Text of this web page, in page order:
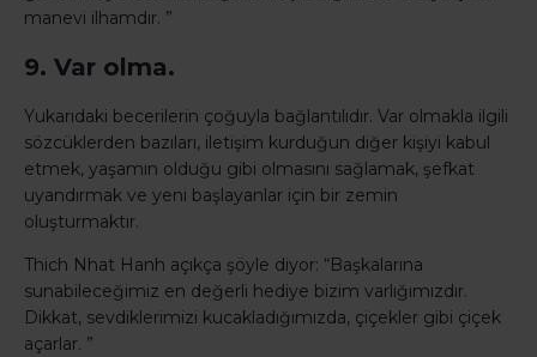
manevi ilhamdır. ”
9. Var olma.
Yukarıdaki becerilerin çoğuyla bağlantılıdır. Var olmakla ilgili
sözcüklerden bazıları, iletişim kurduğun diğer kişiyi kabul
etmek, yaşamın olduğu gibi olmasını sağlamak, şefkat
uyandırmak ve yeni başlayanlar için bir zemin
oluşturmaktır.
Thich Nhat Hanh açıkça şöyle diyor: “Başkalarına
sunabileceğimiz en değerli hediye bizim varlığımızdır.
Dikkat, sevdiklerimizi kucakladığımızda, çiçekler gibi çiçek
açarlar. ”